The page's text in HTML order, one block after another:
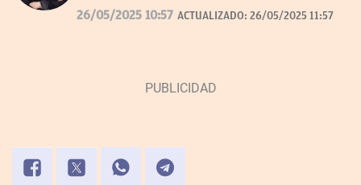
periodista en Okdiario.
26/05/2025 10:57 ACTUALIZADO: 26/05/2025 11:57